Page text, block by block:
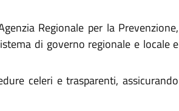
Regionale per la Prevenzione,
di governo regionale e locale e
celeri e trasparenti, assicurando